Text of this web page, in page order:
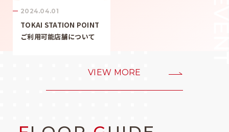
2024.04.01
TOKAI STATION POINT
ご利用可能店舗について
VIEW MORE